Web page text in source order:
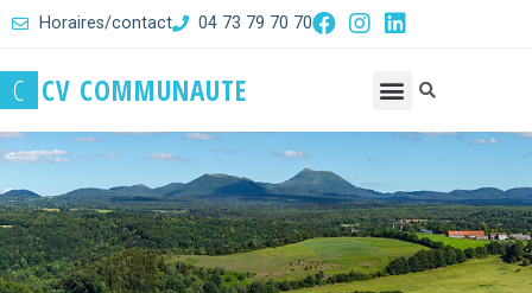
Horaires/contact 04 73 79 70 70
C CV COMMUNAUTE